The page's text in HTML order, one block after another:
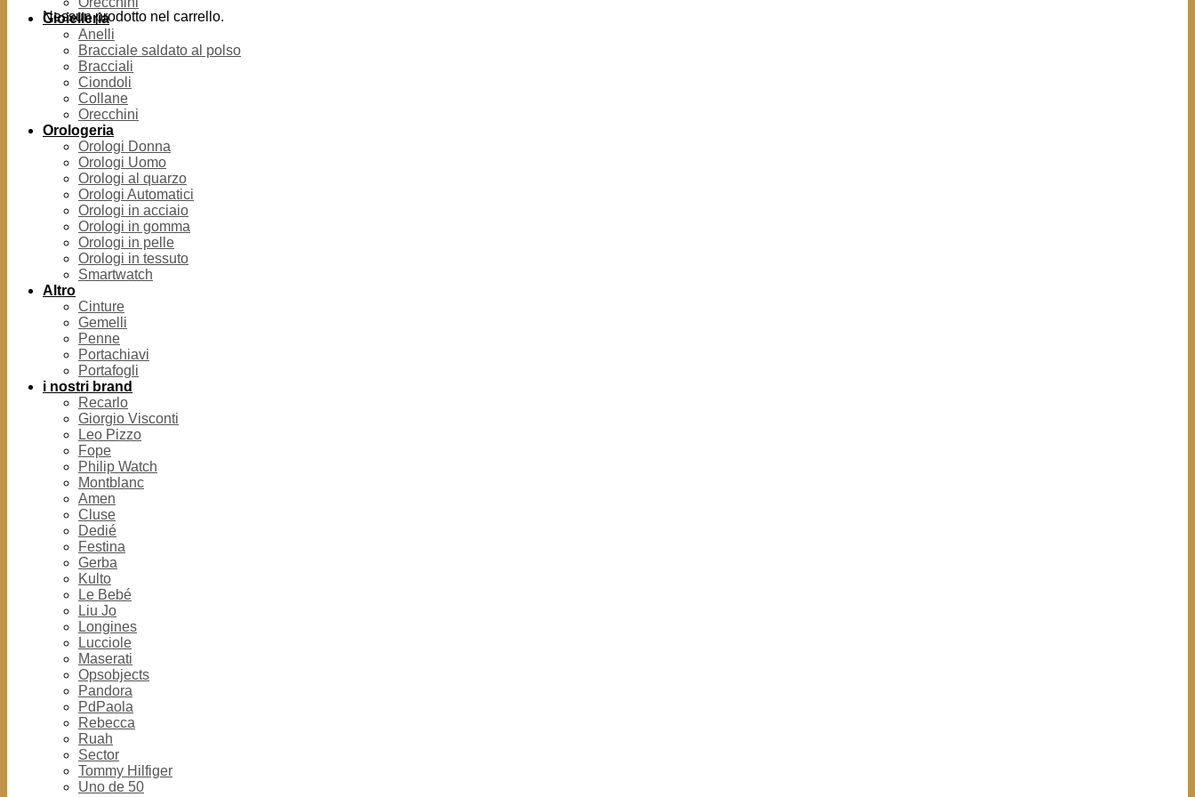
Nessun prodotto nel carrello.
Gioielleria
Anelli
Bracciale saldato al polso
Bracciali
Ciondoli
Collane
Orecchini
Orologeria
Orologi Donna
Orologi Uomo
Orologi al quarzo
Orologi Automatici
Orologi in acciaio
Orologi in gomma
Orologi in pelle
Orologi in tessuto
Smartwatch
Altro
Cinture
Gemelli
Penne
Portachiavi
Portafogli
i nostri brand
Recarlo
Giorgio Visconti
Leo Pizzo
Fope
Philip Watch
Montblanc
Amen
Cluse
Dedié
Festina
Gerba
Kulto
Le Bebé
Liu Jo
Longines
Lucciole
Maserati
Opsobjects
Pandora
PdPaola
Rebecca
Ruah
Sector
Tommy Hilfiger
Uno de 50